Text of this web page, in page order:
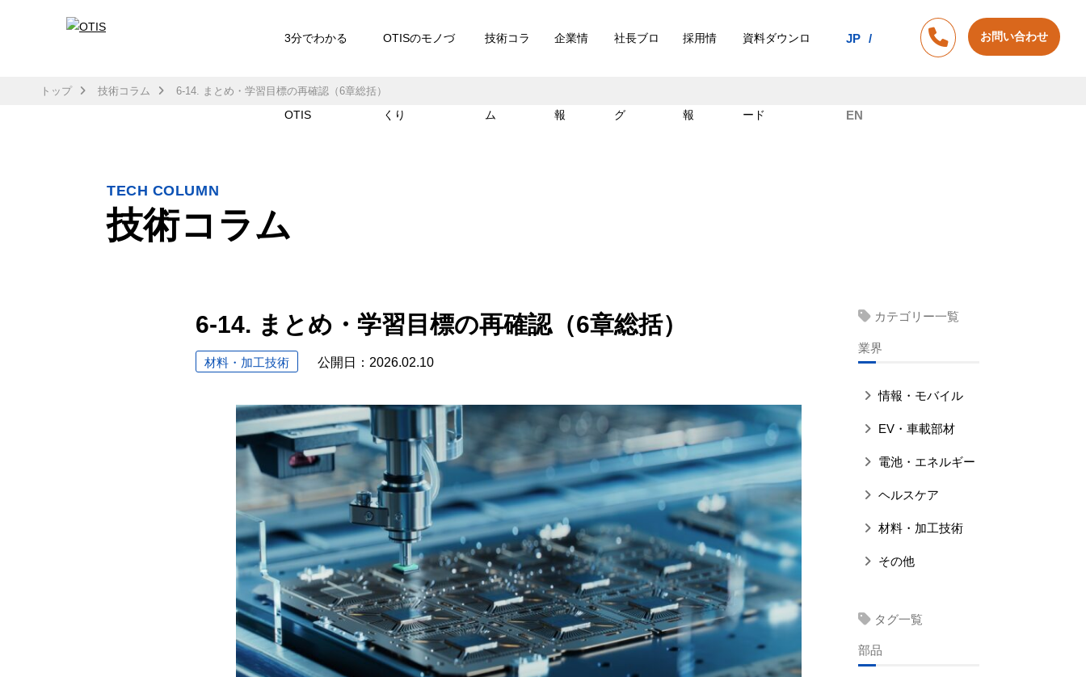
3分でわかる
OTIS
OTISのモノづ
くり
技術コラ
ム
企業情
報
社長ブロ
グ
採用情
報
資料ダウンロ
ード
JP
EN
お問い合わせ
トップ 技術コラム 6-14. まとめ・学習目標の再確認（6章総括）
TECH COLUMN
技術コラム
6-14. まとめ・学習目標の再確認（6章総括）
材料・加工技術 公開日： 2026.02.10
カテゴリー一覧
業界
情報・モバイル
EV・車載部材
電池・エネルギー
ヘルスケア
材料・加工技術
その他
タグ一覧
部品